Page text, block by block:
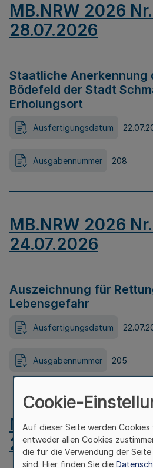
MB.NRW 2026
28.07.2026
Staatliche Anerkennung
Bödefeld der Stadt
Erholungsort
Ausfertigungsdatum
Ausgabennummer 208
MB.NRW 2026
24.07.2026
Auszeichnung für
Lebensgefahr
Ausfertigungsdatum
Ausgabennummer 205
MB.NRW 2026
24.07.2026
Cookie-
Auf dieser Seite werden Cookies
entweder allen Cookies
die für die Verwendung der
sind. Hier finden Sie die